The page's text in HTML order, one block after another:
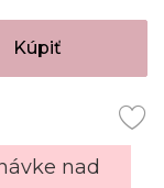
Kúpiť
nad